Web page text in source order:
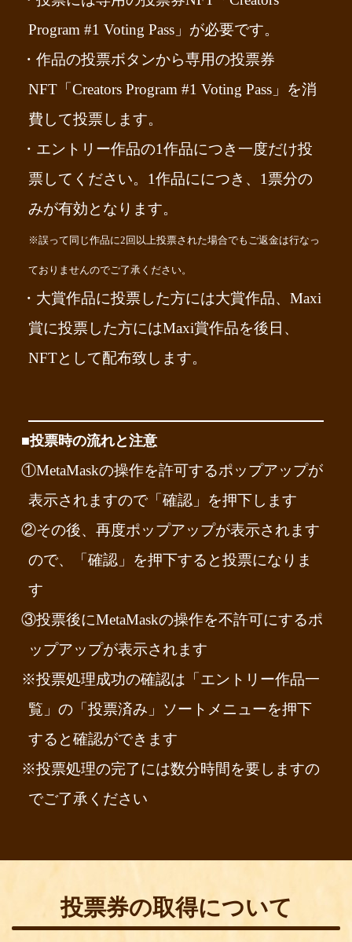
作品詳細
太鼓ハンマー by butamaru Sketchfab
Program #1 Voting Pass」が必要です。
・作品の投票ボタンから専用の投票券
NFT「Creators Program #1 Voting Pass」を消
費して投票します。
・エントリー作品の1作品につき一度だけ投
票してください。1作品ににつき、1票分の
みが有効となります。
※誤って同じ作品に2回以上投票された場合でもご返金は行なっ
ておりませんのでご了承ください。
・大賞作品に投票した方には大賞作品、Maxi
賞に投票した方にはMaxi賞作品を後日、
NFTとして配布致します。
■投票時の流れと注意
①MetaMaskの操作を許可するポップアップが
表示されますので「確認」を押下します
②その後、再度ポップアップが表示されます
ので、「確認」を押下すると投票になりま
す
③投票後にMetaMaskの操作を不許可にするポ
ップアップが表示されます
※投票処理成功の確認は「エントリー作品一
覧」の「投票済み」ソートメニューを押下
すると確認ができます
※投票処理の完了には数分時間を要しますの
でご了承ください
投票券の取得について